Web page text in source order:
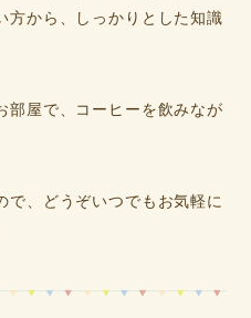
方から、しっかりとした知識
部屋で、コーヒーを飲みなが
で、どうぞいつでもお気軽に